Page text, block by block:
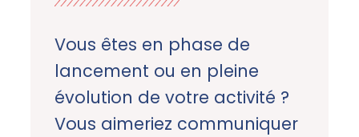
Vous êtes en phase de
lancement ou en pleine
évolution de votre activité ?
Vous aimeriez communiquer